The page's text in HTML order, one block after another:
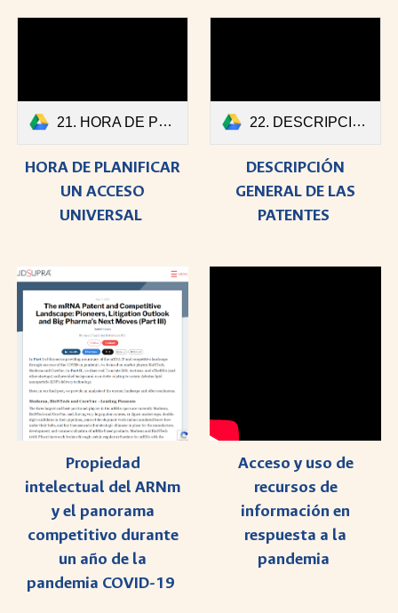
21. HORA DE PLANIFICAR UN ACCESO UNIVERSAL.pdf
HORA DE PLANIFICAR
UN ACCESO
UNIVERSAL
22. DESCRIPCIÓN GENERAL DE LAS PATENTES.pdf
DESCRIPCIÓN
GENERAL DE LAS
PATENTES
Propiedad
intelectual del ARNm
y el panorama
competitivo durante
un año de la
pandemia COVID-19
Acceso y uso de
recursos de
información en
respuesta a la
pandemia